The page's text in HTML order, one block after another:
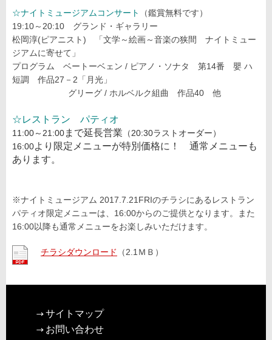
☆ナイトミュージアムコンサート
（鑑賞無料です）
19:10～20:10 グランド・ギャラリー
松岡淳(ピアニスト) 「文学～絵画～音楽の狭間 ナイトミュー
ジアムに寄せて」
プログラム ベートーベェン / ピアノ・ソナタ 第14番 嬰 ハ
短調 作品27－2「月光」
グリーグ / ホルベルク組曲 作品40 他
☆レストラン パティオ
11:00～21:00まで延長営業 （20:30ラストオーダー）
16:00より限定メニューが特別価格に！ 通常メニューも
あります。
※ナイトミュージアム 2017.7.21FRIのチラシにあるレストラン
パティオ限定メニューは、16:00からのご提供となります。また
16:00以降も通常メニューをお楽しみいただけます。
チラシダウンロード （2.1ＭＢ）
サイトマップ
お問い合わせ